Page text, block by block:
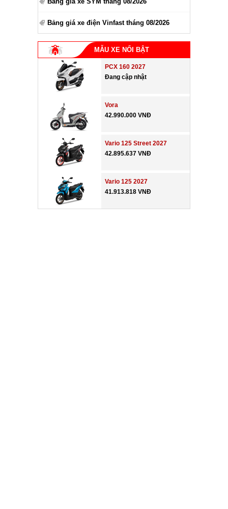
Bảng giá xe điện Vinfast tháng 08/2026
MẪU XE NỔI BẬT
PCX 160 2027
Đang cập nhật
Vora
42.990.000 VNĐ
Vario 125 Street 2027
42.895.637 VNĐ
Vario 125 2027
41.913.818 VNĐ